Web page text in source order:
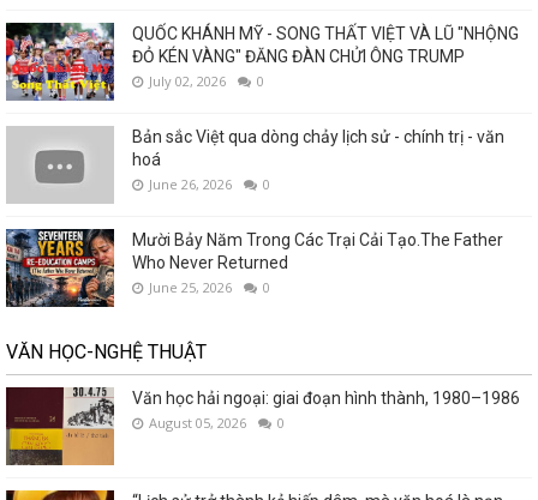
QUỐC KHÁNH MỸ - SONG THẤT VIỆT VÀ LŨ "NHỘNG
ĐỎ KÉN VÀNG" ĐĂNG ĐÀN CHỬI ÔNG TRUMP
July 02, 2026 0
Bản sắc Việt qua dòng chảy lịch sử - chính trị - văn
hoá
June 26, 2026 0
Mười Bảy Năm Trong Các Trại Cải Tạo.The Father
Who Never Returned
June 25, 2026 0
VĂN HỌC-NGHỆ THUẬT
Văn học hải ngoại: giai đoạn hình thành, 1980–1986
August 05, 2026 0